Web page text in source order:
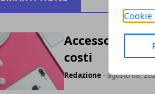
Cookie
Accessori per
costi
Redazione- agosto 08,